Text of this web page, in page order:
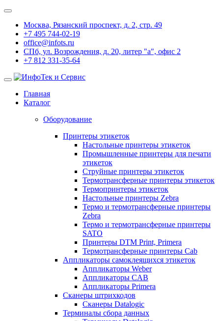
Москва, Рязанский проспект, д. 2, стр. 49
+7 495 744-02-19
office@infots.ru
СПб, ул. Возрождения, д. 20, литер "a", офис 2
+7 812 331-35-64
Главная
Каталог
Оборудование
Принтеры этикеток
Настольные принтеры этикеток
Промышленные принтеры для печати
этикеток
Струйные принтеры этикеток
Термотрансферные принтеры этикеток
Термопринтеры этикеток
Настольные принтеры Zebra
Термо и термотрансферные принтеры
Zebra
Термо и термотрансферные принтеры
SATO
Принтеры DTM Print, Primera
Термотрансферные принтеры Cab
Аппликаторы самоклеящихся этикеток
Аппликаторы Weber
Аппликаторы CAB
Аппликаторы Primera
Сканеры штрихкодов
Сканеры Datalogic
Терминалы сбора данных